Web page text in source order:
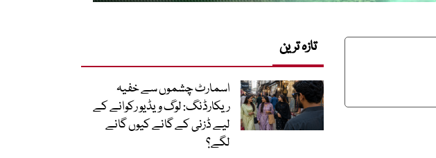
تازہ ترین
اسمارٹ چشموں سے خفیہ
ریکارڈنگ: لوگ ویڈیو رکوانے کے
لیے ڈزنی کے گانے کیوں گانے
لگے؟